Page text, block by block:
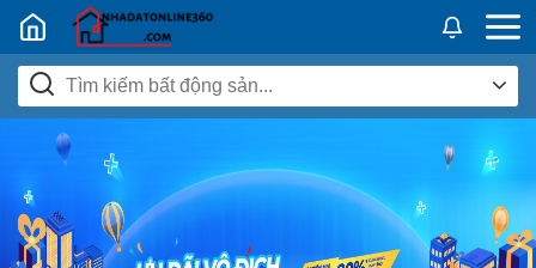
Nhadatban24h.vn